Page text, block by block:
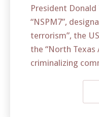
President Donald
“NSPM7”,
terrorism”, the
the “North Texas
criminalizing